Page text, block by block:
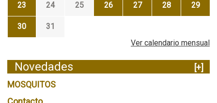
23 24 25 26 27 28 29
30
31
Ver calendario mensual
Novedades
[+]
MOSQUITOS